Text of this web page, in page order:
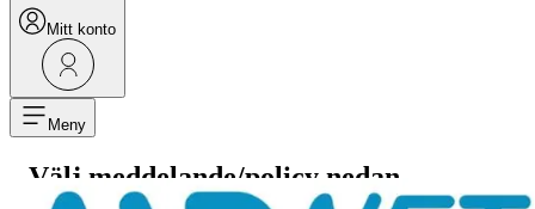
Mitt konto
Meny
Välj meddelande/policy nedan